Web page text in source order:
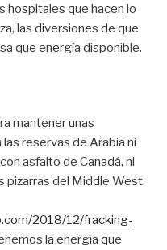
hospitales que hacen lo
las diversiones de que
que energía disponible.
mantener unas
reservas de Arabia ni
asfalto de Canadá, ni
pizarras del Middle West
2018/12/fracking-
la energía que